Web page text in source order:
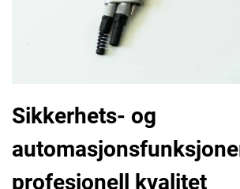
Sikkerhets- og
profesjonell kvalitet